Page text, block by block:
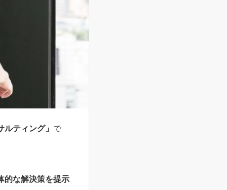
ティング」 で
的な解決策を提示